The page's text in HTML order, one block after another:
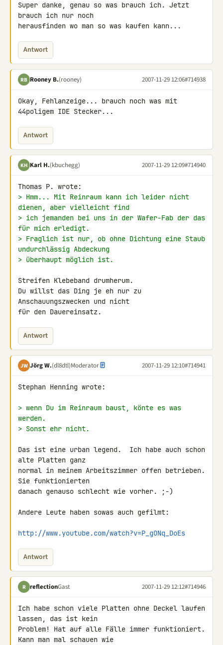
Super danke, genau so was brauch ich. Jetzt
brauch ich nur noch
herausfinden wo man so was kaufen kann...
Antwort
RB Rooney B.(rooney) 2007-11-29 12:06#714938
Okay, Fehlanzeige... brauch noch was mit
44poligem IDE Stecker...
Antwort
KH Karl H.(kbuchegg) 2007-11-29 12:09#714940
> Hmm... Mit Reinraum kann ich leider nicht
dienen, aber vielleicht find
> ich jemanden bei uns in der Wafer-Fab der das
für mich erledigt.
> Fraglich ist nur, ob ohne Dichtung eine Staub
undurchlässig Abdeckung
> überhaupt möglich ist.
Streifen Klebeband drumherum.
Du willst das Ding je eh nur zu
Anschauungszwecken und nicht
für den Dauereinsatz.
Antwort
JW Jörg W.(dl8dtl)Moderator 2007-11-29 12:10#714941
Stephan Henning wrote:
> wenn Du im Reinraum baust, könte es was
werden.
> Sonst ehr nicht.
Das ist eine urban legend.  Ich habe auch schon
alte Platten ganz
normal in meinem Arbeitszimmer offen betrieben.
Sie funktionierten
danach genauso schlecht wie vorher. ;-)
Andere Leute haben sowas auch gefilmt:
http://www.youtube.com/watch?v=P_gONq_DoEs
Antwort
R reflectionGast 2007-11-29 12:12#714946
Ich habe schon viele Platten ohne Deckel laufen
lassen, das ist kein
Problem! Hat auf alle Fälle immer funktioniert.
Kann man mal schauen wie